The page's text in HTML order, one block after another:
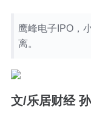
鹰峰电子IPO，
离。
文/乐居财经